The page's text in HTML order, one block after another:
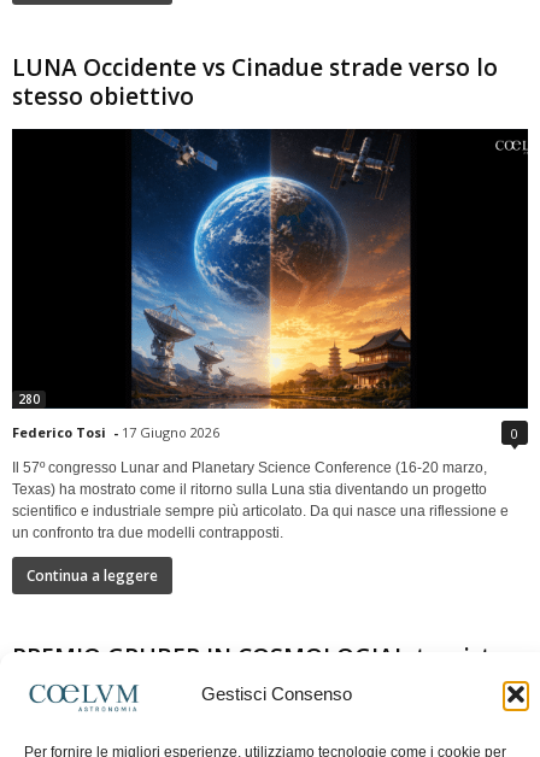
Gestisci Consenso
Per fornire le migliori esperienze, utilizziamo tecnologie come i cookie per
LUNA Occidente vs Cinadue strade verso lo
stesso obiettivo
280
Federico Tosi - 17 Giugno 2026 0
Il 57º congresso Lunar and Planetary Science Conference (16-20 marzo,
Texas) ha mostrato come il ritorno sulla Luna stia diventando un progetto
scientifico e industriale sempre più articolato. Da qui nasce una riflessione e
un confronto tra due modelli contrapposti.
Continua a leggere
PREMIO GRUBER IN COSMOLOGIAIntervista a
Nazzareno Mandolesi